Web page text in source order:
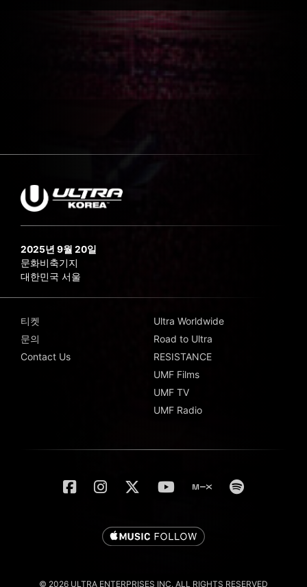
2025년 9월 20일
문화비축기지
대한민국 서울
티켓
문의
Contact Us
Ultra Worldwide
Road to Ultra
RESISTANCE
UMF Films
UMF TV
UMF Radio
© 2026 ULTRA ENTERPRISES INC. ALL RIGHTS RESERVED